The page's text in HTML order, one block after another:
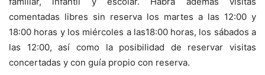
comentadas libres sin reserva los martes a las 12:00 y
18:00 horas y los miércoles a las18:00 horas, los sábados a
las 12:00, así como la posibilidad de reservar visitas
concertadas y con guía propio con reserva.